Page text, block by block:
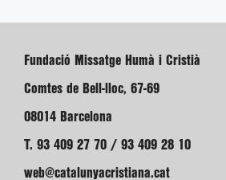
Fundació Missatge Humà i Cristià
Comtes de Bell-lloc, 67-69
08014 Barcelona
T. 93 409 27 70 / 93 409 28 10
web@catalunyacristiana.cat